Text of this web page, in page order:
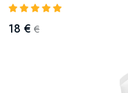
18 € €